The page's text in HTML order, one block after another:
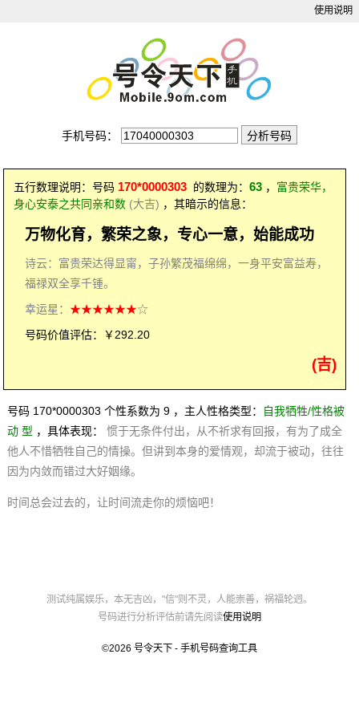
使用说明
手机号码：
五行数理说明：号码 170*0000303的数理为： 63， 富贵荣华，
身心安泰之共同亲和数 (大吉) ，其暗示的信息：
万物化育，繁荣之象，专心一意，始能成功
诗云：富贵荣达得显甯，子孙繁茂福绵绵，一身平安富益寿，
福禄双全享千锺。
幸运星： ★★★★★★☆
号码价值评估：￥292.20
(吉)
号码 170*0000303 个性系数为 9 ，主人性格类型：
自我牺牲/性格被
动 型 ，具体表现： 惯于无条件付出，从不祈求有回报，有为了成全
他人不惜牺牲自己的情操。但讲到本身的爱情观，却流于被动，往往
因为内敛而错过大好姻缘。
时间总会过去的，让时间流走你的烦恼吧！
测试纯属娱乐，本无吉凶，"信"则不灵，人能崇善，祸福轮迥。
号码进行分析评估前请先阅读使用说明
©2026 号令天下 - 手机号码查询工具